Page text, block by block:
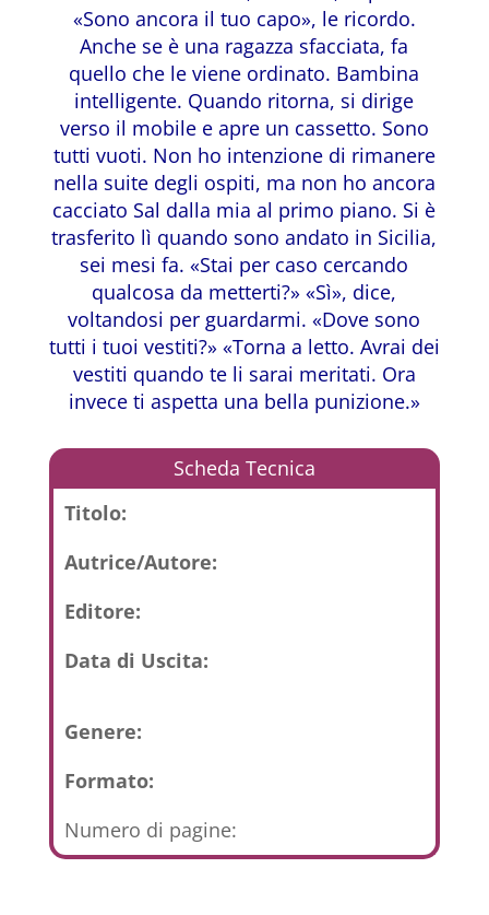
«Sono ancora il tuo capo», le ricordo.
Anche se è una ragazza sfacciata, fa
quello che le viene ordinato. Bambina
intelligente. Quando ritorna, si dirige
verso il mobile e apre un cassetto. Sono
tutti vuoti. Non ho intenzione di rimanere
nella suite degli ospiti, ma non ho ancora
cacciato Sal dalla mia al primo piano. Si è
trasferito lì quando sono andato in Sicilia,
sei mesi fa. «Stai per caso cercando
qualcosa da metterti?» «Sì», dice,
voltandosi per guardarmi. «Dove sono
tutti i tuoi vestiti?» «Torna a letto. Avrai dei
vestiti quando te li sarai meritati. Ora
invece ti aspetta una bella punizione.»
Scheda Tecnica
Titolo:
Autrice/Autore:
Editore:
Data di Uscita:
Genere:
Formato:
Numero di pagine: